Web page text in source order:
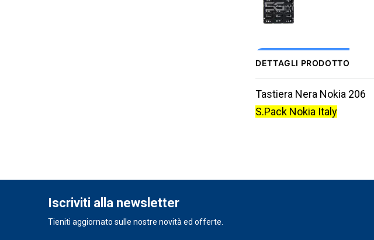
DETTAGLI PRODOTTO
Tastiera Nera Nokia 206
S.Pack Nokia Italy
Iscriviti alla newsletter
Tieniti aggiornato sulle nostre novità ed offerte.